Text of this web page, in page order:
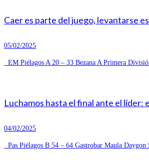
Caer es parte del juego, levantarse
05/02/2025
EM Piélagos A 20 – 33 Bezana A Primera
Luchamos hasta el final ante el líder:
04/02/2025
Pas Piélagos B 54 – 64 Gastrobar Maula